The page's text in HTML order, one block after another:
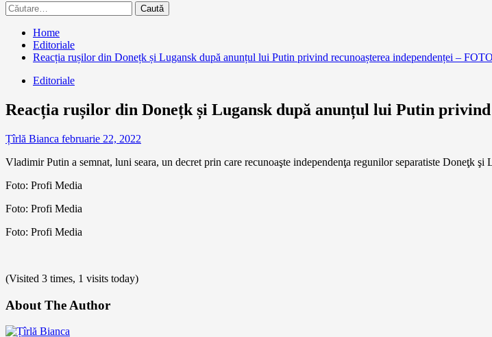
Caută
după:
Home
Editoriale
Reacția rușilor din Donețk și Lugansk după anunțul lui Putin privind recunoașterea independenței – FOTO
Editoriale
Reacția rușilor din Donețk și Lugansk după anunțul lui Putin
Țîrlă Bianca februarie 22, 2022
Vladimir Putin a semnat, luni seara, un decret prin care recunoaşte independenţa regunilor separatiste Doneţk
Foto: Profi Media
Foto: Profi Media
Foto: Profi Media
(Visited 3 times, 1 visits today)
About The Author